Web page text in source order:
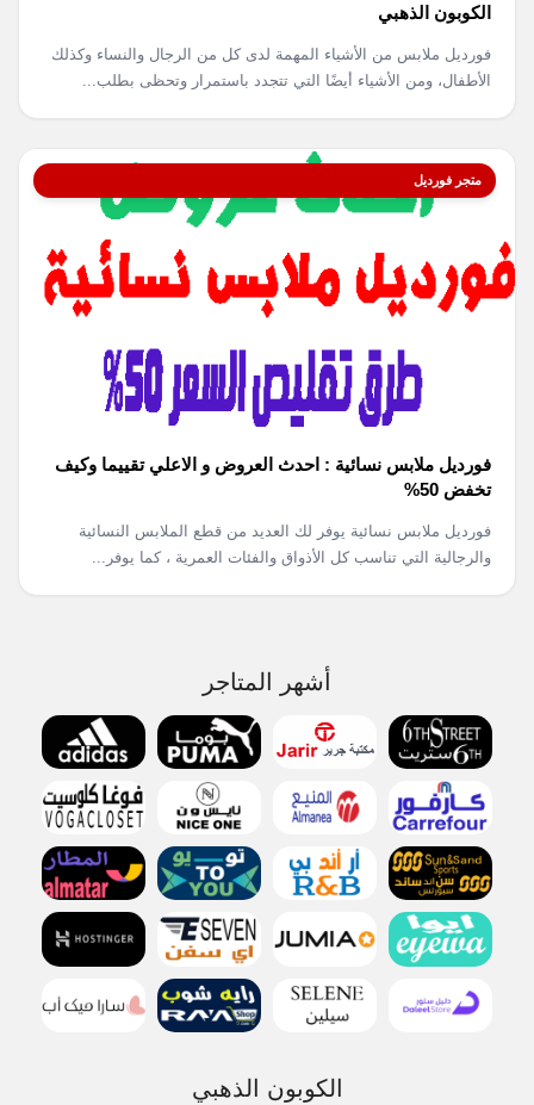
الكوبون الذهبي
فورديل ملابس من الأشياء المهمة لدى كل من الرجال والنساء وكذلك
الأطفال، ومن الأشياء أيضًا التي تتجدد باستمرار وتحظى بطلب...
متجر فورديل
فورديل ملابس نسائية : احدث العروض و الاعلي تقييما وكيف
تخفض 50%
فورديل ملابس نسائية يوفر لك العديد من قطع الملابس النسائية
والرجالية التي تناسب كل الأذواق والفئات العمرية ، كما يوفر...
أشهر المتاجر
الكوبون الذهبي